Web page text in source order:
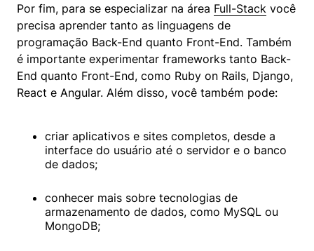
Por fim, para se especializar na área Full-Stack você
precisa aprender tanto as linguagens de
programação Back-End quanto Front-End. Também
é importante experimentar frameworks tanto Back-
End quanto Front-End, como Ruby on Rails, Django,
React e Angular. Além disso, você também pode:
criar aplicativos e sites completos, desde a
interface do usuário até o servidor e o banco
de dados;
conhecer mais sobre tecnologias de
armazenamento de dados, como MySQL ou
MongoDB;